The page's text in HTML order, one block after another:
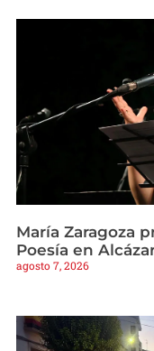
María Zaragoza
Poesía en
agosto 7, 2026